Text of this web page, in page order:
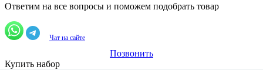
Ответим на все вопросы и поможем подобрать товар
Чат на сайте
Позвонить
Купить набор